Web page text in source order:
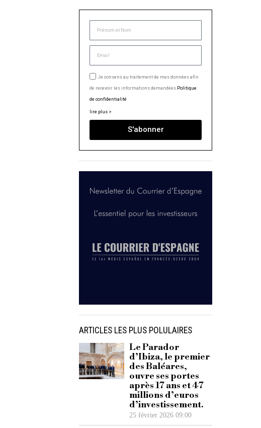
Je consens au traitement de mes données afin
de recevoir les informations demandées. Politique
de confidentialité
lire plus >
S'abonner
ARTICLES LES PLUS POLULAIRES
Le Parador
d’Ibiza, le premier
des Baléares,
ouvre ses portes
après 17 ans et 47
millions d’euros
d’investissement.
25 février 2026 09:00